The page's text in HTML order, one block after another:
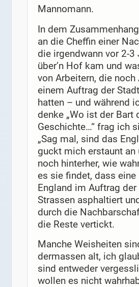
Mannomann.
In dem
an die Cheffin einer
die irgendwann vor 2-3
über’n Hof kam und
von Arbeitern, die noch
einem Auftrag der
hatten – und während
denke „Wo ist der Bart
Geschichte…“ frag ich
„Sag mal, sind das
guckt mich erstaunt an
noch hinterher, wie
es sie findet, dass eine
England im Auftrag der
Strassen asphaltiert
durch die
die Reste vertickt.
Manche Weisheiten
dermassen alt, ich
sind entweder
wollen es nicht